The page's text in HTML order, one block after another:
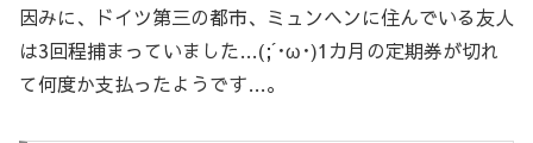
因みに、ドイツ第三の都市、ミュンヘンに住んでいる友人
は3回程捕まっていました…(;´･ω･)1カ月の定期券が切れ
て何度か支払ったようです…。